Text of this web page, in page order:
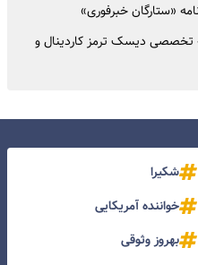
«ستارگان خبرفوری»
تخصصی دیسک ترمز کاردینال و
شکیرا
خواننده آمریکایی
بهروز وثوقی